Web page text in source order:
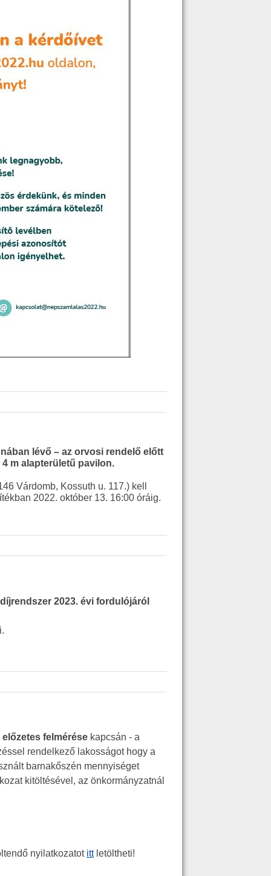
lévő – az orvosi rendelő előtt
m alapterületű pavilon.
Várdomb, Kossuth u. 117.) kell
2022. október 13. 16:00 óráig.
2023. évi fordulójáról
felmérésekapcsán - a
rendelkező lakosságot hogy a
barnakőszén mennyiséget
kitöltésével, az önkormányzatnál
nyilatkozatot ittletöltheti!